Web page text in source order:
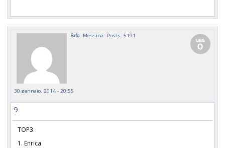
Fafo Messina Posts: 5191
30 gennaio, 2014 - 20:55
9
TOP3
1. Enrica